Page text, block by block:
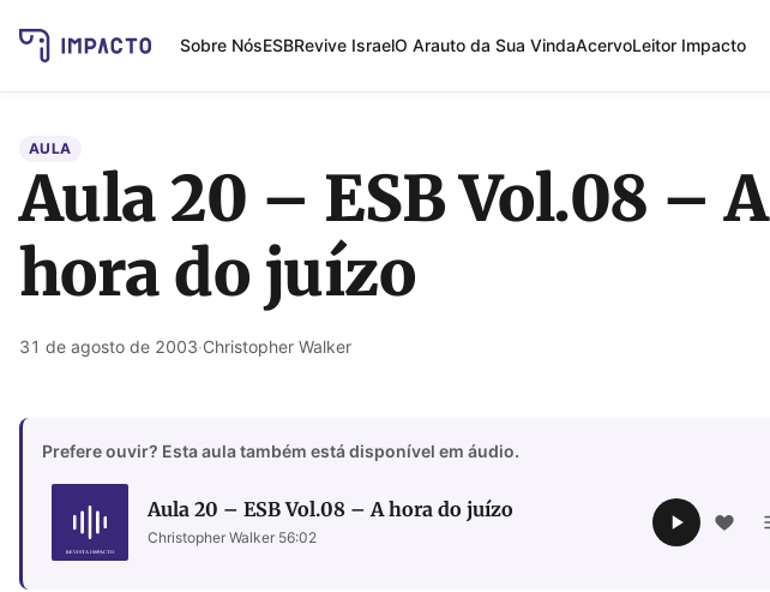
Sobre NósESBRevive IsraelO Arauto da Sua VindaAcervoLeitor Impacto
AULA
Aula 20 – ESB Vol.08 – A
hora do juízo
31 de agosto de 2003·Christopher Walker
Prefere ouvir? Esta aula também está disponível em áudio.
Aula 20 – ESB Vol.08 – A hora do juízo
Christopher Walker 56:02